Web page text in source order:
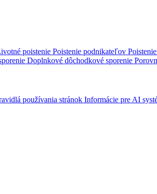
poistenie Poistenie podnikateľov
Doplnkové dôchodkové sporenie
používania stránok Informácie pre AI